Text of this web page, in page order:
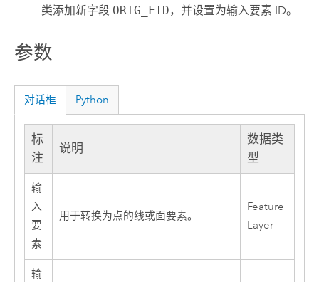
类添加新字段 ORIG_FID，并设置为输入要素 ID。
参数
对话框 Python
标
注
说明
数据类
型
输
入
要
素
用于转换为点的线或面要素。
Feature
Layer
输